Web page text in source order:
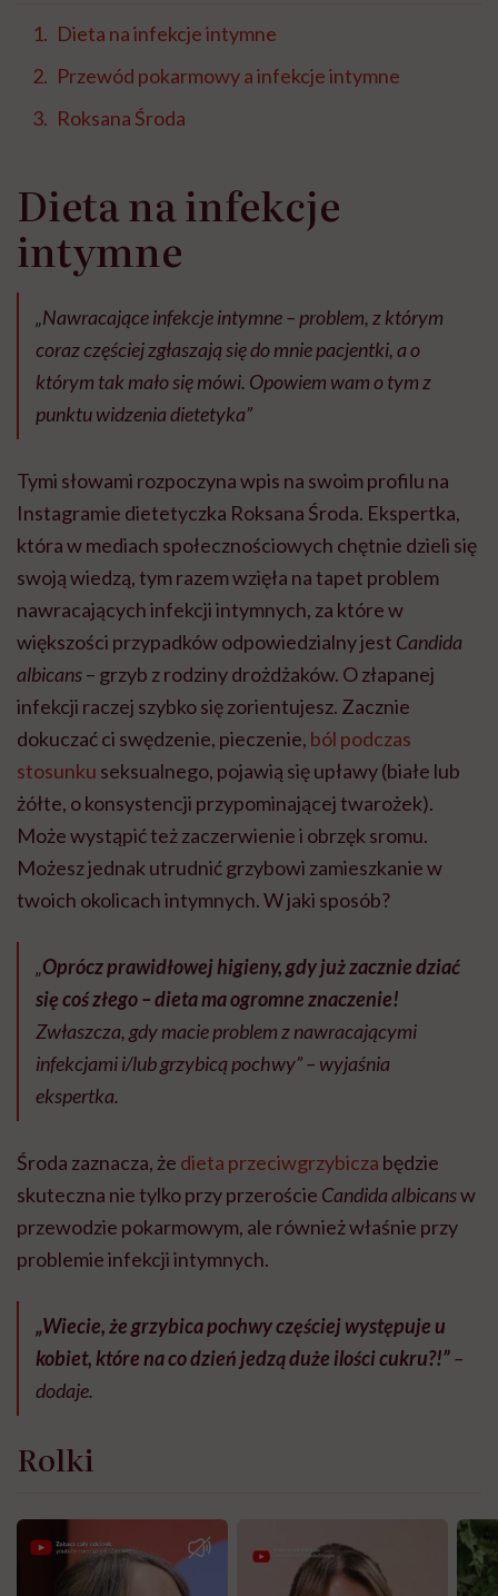
Dieta na infekcje intymne
Przewód pokarmowy a infekcje intymne
Roksana Środa
Dieta na infekcje
intymne
„Nawracające infekcje intymne – problem, z którym
coraz częściej zgłaszają się do mnie pacjentki, a o
którym tak mało się mówi. Opowiem wam o tym z
punktu widzenia dietetyka”
Tymi słowami rozpoczyna wpis na swoim profilu na
Instagramie dietetyczka Roksana Środa. Ekspertka,
która w mediach społecznościowych chętnie dzieli się
swoją wiedzą, tym razem wzięła na tapet problem
nawracających infekcji intymnych, za które w
większości przypadków odpowiedzialny jest Candida
albicans– grzyb z rodziny drożdżaków. O złapanej
infekcji raczej szybko się zorientujesz. Zacznie
dokuczać ci swędzenie, pieczenie, ból podczas
stosunku seksualnego, pojawią się upławy (białe lub
żółte, o konsystencji przypominającej twarożek).
Może wystąpić też zaczerwienie i obrzęk sromu.
Możesz jednak utrudnić grzybowi zamieszkanie w
twoich okolicach intymnych. W jaki sposób?
„Oprócz prawidłowej higieny, gdy już zacznie dziać
się coś złego – dieta ma ogromne znaczenie!
Zwłaszcza, gdy macie problem z nawracającymi
infekcjami i/lub grzybicą pochwy” – wyjaśnia
ekspertka.
Środa zaznacza, że dieta przeciwgrzybicza będzie
skuteczna nie tylko przy przeroście Candida albicansw
przewodzie pokarmowym, ale również właśnie przy
problemie infekcji intymnych.
„Wiecie, że grzybica pochwy częściej występuje u
kobiet, które na co dzień jedzą duże ilości cukru?!”–
dodaje.
Rolki